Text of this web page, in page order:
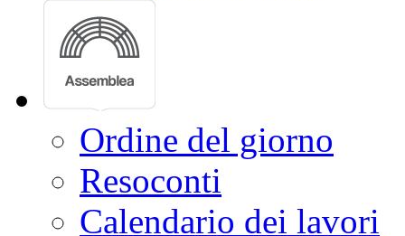
Ordine del giorno
Resoconti
Calendario dei lavori